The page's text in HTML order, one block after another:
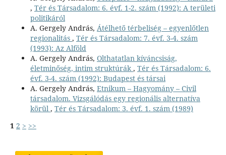
, Tér és Társadalom: 6. évf. 1-2. szám (1992): A területi
politikáról
A. Gergely András, Átélhető térbeliség – egyenlőtlen
regionalitás , Tér és Társadalom: 7. évf. 3-4. szám
(1993): Az Alföld
A. Gergely András, Olthatatlan kíváncsiság,
életminőség, intim struktúrák , Tér és Társadalom: 6.
évf. 3-4. szám (1992): Budapest és társai
A. Gergely András, Etnikum – Hagyomány – Civil
társadalom. Vizsgálódás egy regionális alternatíva
körül , Tér és Társadalom: 3. évf. 1. szám (1989)
1 2 > >>